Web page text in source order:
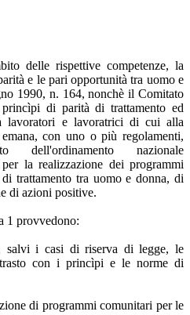
delle rispettive competenze, la
e le pari opportunità tra uomo e
1990, n. 164, nonchè il Comitato
di parità di trattamento ed
lavoratori e lavoratrici di cui alla
con uno o più regolamenti,
dell'ordinamento nazionale
la realizzazione dei programmi
trattamento tra uomo e donna, di
di azioni positive.
1 provvedono:
salvi i casi di riserva di legge, le
con i princìpi e le norme di
di programmi comunitari per le